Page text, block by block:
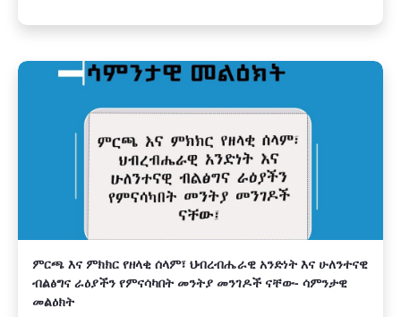
ምርጫ እና ምክክር የዘላቂ ሰላም፣ ህብረብሔራዊ አንድነት እና ሁለንተናዊ
ብልፅግና ራዕያችን የምናሳካበት መንትያ መንገዶች ናቸው- ሳምንታዊ
መልዕክት